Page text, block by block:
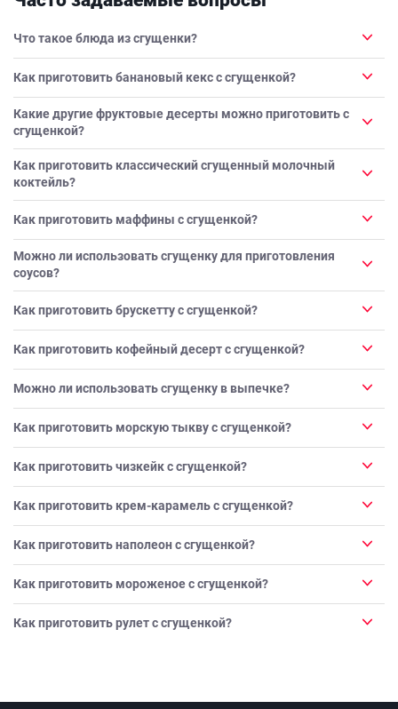
Что такое блюда из сгущенки?
Как приготовить банановый кекс с сгущенкой?
Какие другие фруктовые десерты можно приготовить с
сгущенкой?
Как приготовить классический сгущенный молочный
коктейль?
Как приготовить маффины с сгущенкой?
Можно ли использовать сгущенку для приготовления
соусов?
Как приготовить брускетту с сгущенкой?
Как приготовить кофейный десерт с сгущенкой?
Можно ли использовать сгущенку в выпечке?
Как приготовить морскую тыкву с сгущенкой?
Как приготовить чизкейк с сгущенкой?
Как приготовить крем-карамель с сгущенкой?
Как приготовить наполеон с сгущенкой?
Как приготовить мороженое с сгущенкой?
Как приготовить рулет с сгущенкой?